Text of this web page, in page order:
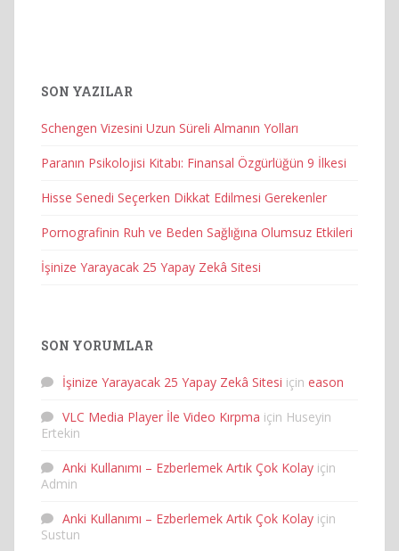
SON YAZILAR
Schengen Vizesini Uzun Süreli Almanın Yolları
Paranın Psikolojisi Kitabı: Finansal Özgürlüğün 9 İlkesi
Hisse Senedi Seçerken Dikkat Edilmesi Gerekenler
Pornografinin Ruh ve Beden Sağlığına Olumsuz Etkileri
İşinize Yarayacak 25 Yapay Zekâ Sitesi
SON YORUMLAR
İşinize Yarayacak 25 Yapay Zekâ Sitesi için eason
VLC Media Player İle Video Kırpma için Huseyin
Ertekin
Anki Kullanımı – Ezberlemek Artık Çok Kolay için
Admin
Anki Kullanımı – Ezberlemek Artık Çok Kolay için
Sustun